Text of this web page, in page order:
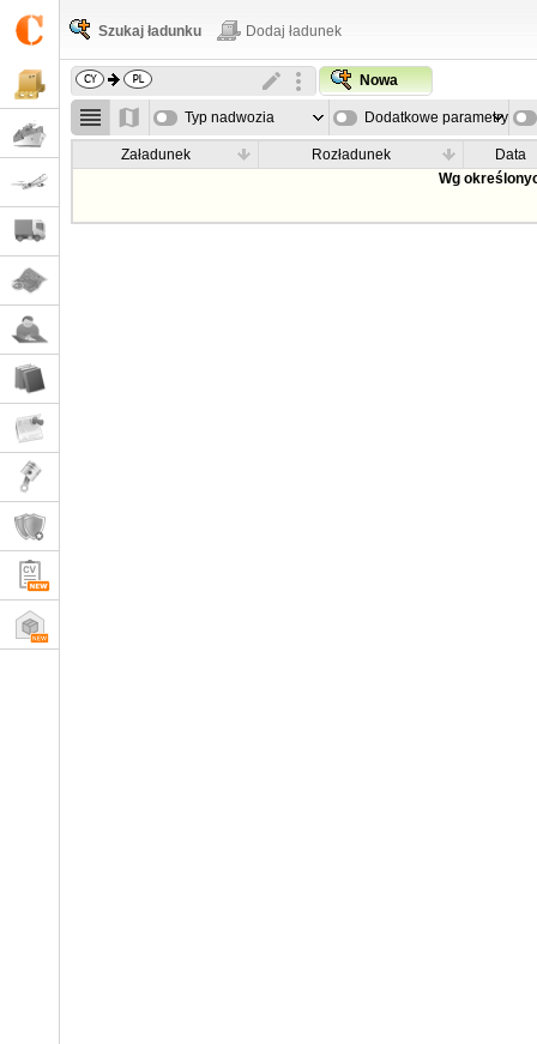
Szukaj ładunku Dodaj ładunek
Nowa
Typ nadwozia Dodatkowe parametry
Załadunek Rozładunek
Data
Wg